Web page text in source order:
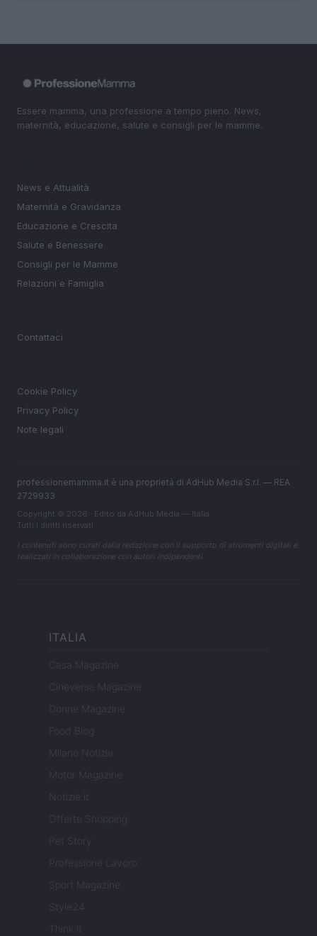
Essere mamma, una professione a tempo pieno. News,
maternità, educazione, salute e consigli per le mamme.
News e Attualità
Maternità e Gravidanza
Educazione e Crescita
Salute e Benessere
Consigli per le Mamme
Relazioni e Famiglia
Contattaci
Cookie Policy
Privacy Policy
Note legali
professionemamma.it è una proprietà di AdHub Media S.r.l. — REA
2729933
Copyright © 2026 · Edito da AdHub Media — Italia
Tutti i diritti riservati
I contenuti sono curati dalla redazione con il supporto di strumenti digitali e
realizzati in collaborazione con autori indipendenti.
ITALIA
Casa Magazine
Cineverse Magazine
Donne Magazine
Food Blog
Milano Notizie
Motor Magazine
Notizie.it
Offerte Shopping
Pet Story
Professione Lavoro
Sport Magazine
Style24
Think.it